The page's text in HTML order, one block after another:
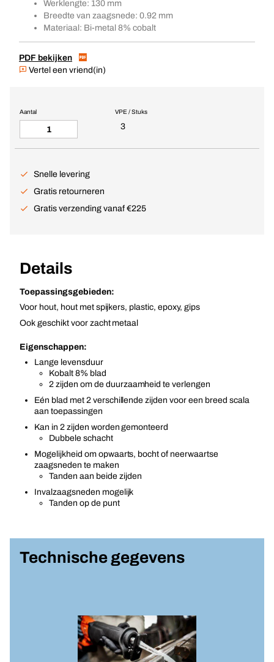
Werklengte: 130 mm
Breedte van zaagsnede: 0.92 mm
Materiaal: Bi-metal 8% cobalt
PDF bekijken
Vertel een vriend(in)
VPE / Stuks
3
Aantal
Snelle levering
Gratis retourneren
Gratis verzending vanaf €225
Details
Toepassingsgebieden:
Voor hout, hout met spijkers, plastic, epoxy, gips
Ook geschikt voor zacht metaal
Eigenschappen:
Lange levensduur
Kobalt 8% blad
2 zijden om de duurzaamheid te verlengen
Eén blad met 2 verschillende zijden voor een breed scala
aan toepassingen
Kan in 2 zijden worden gemonteerd
Dubbele schacht
Mogelijkheid om opwaarts, bocht of neerwaartse
zaagsneden te maken
Tanden aan beide zijden
Invalzaagsneden mogelijk
Tanden op de punt
Technische gegevens